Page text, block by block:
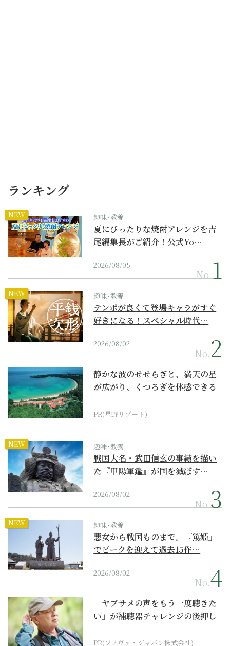
ランキング
NEW 趣味･教養
夏にぴったりな焼酎アレンジを吉
尾編集長がご紹介！公式Yo…
2026/08/05
No.
NEW 趣味･教養
テンポが良くて登場キャラがすぐ
好きになる！スペシャル時代…
2026/08/02
No.
静かな波のせせらぎと、満天の星
が広がり、くつろぎを体感できる
PR(星野リゾート)
NEW 趣味･教養
戦国大名・武田信玄の事績を描い
た『甲陽軍鑑』が国を滅ぼす…
2026/08/02
No.
NEW 趣味･教養
悪女から戦国ものまで。『篤姫』
でピークを迎えて過去15作…
2026/08/02
No.
「ヤブサメの声をもう一度聴きた
い」が補聴器チャレンジの後押し
PR(ソノヴァ・ジャパン株式会社)